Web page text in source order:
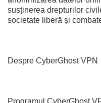
susținerea drepturilor
societate liberă și
Despre CyberGhost VPN
Programul CyberGhost